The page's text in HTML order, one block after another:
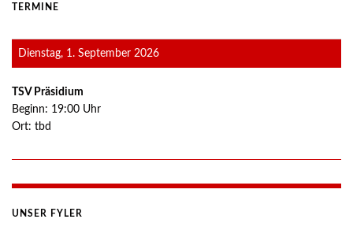
TERMINE
Dienstag, 1. September 2026
TSV Präsidium
Beginn: 19:00 Uhr
Ort: tbd
UNSER FYLER